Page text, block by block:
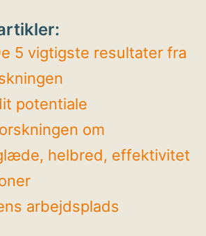
5 vigtigste resultater fra
potentiale
om
helbred, effektivitet
arbejdsplads